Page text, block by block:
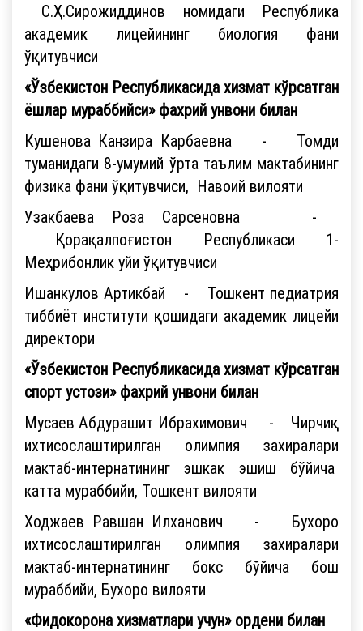
С.Ҳ.Сирожиддинов номидаги Республика
академик лицейининг биология фани
ўқитувчиси
«Ўзбекистон Республикасида хизмат кўрсатган
ёшлар мураббийси» фахрий унвони билан
Кушенова Канзира Карбаевна - Томди
туманидаги 8-умумий ўрта таълим мактабининг
физика фани ўқитувчиси, Навоий вилояти
Узакбаева Роза Сарсеновна -
Қорақалпоғистон Республикаси 1-
Меҳрибонлик уйи ўқитувчиси
Ишанкулов Артикбай - Тошкент педиатрия
тиббиёт институти қошидаги академик лицейи
директори
«Ўзбекистон Республикасида хизмат кўрсатган
спорт устози» фахрий унвони билан
Мусаев Абдурашит Ибрахимович - Чирчиқ
ихтисослаштирилган олимпия захиралари
мактаб-интернатининг эшкак эшиш бўйича
катта мураббийи, Тошкент вилояти
Ходжаев Равшан Илханович - Бухоро
ихтисослаштирилган олимпия захиралари
мактаб-интернатининг бокс бўйича бош
мураббийи, Бухоро вилояти
«Фидокорона хизматлари учун» ордени билан